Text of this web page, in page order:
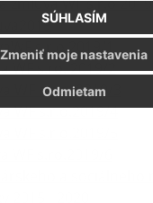
SÚHLASÍM
Odmietam
Zmeniť moje nastavenia
s.r.o.2019/1
WF s.ro. 2019/2
WF s.r.o. 2019/3
WF s.r.o.2019/4